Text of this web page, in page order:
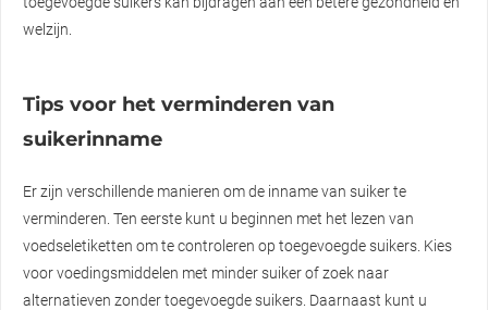
welzijn.
Tips voor het verminderen van
suikerinname
Er zijn verschillende manieren om de inname van suiker te
verminderen. Ten eerste kunt u beginnen met het lezen van
voedseletiketten om te controleren op toegevoegde suikers. Kies
voor voedingsmiddelen met minder suiker of zoek naar
alternatieven zonder toegevoegde suikers. Daarnaast kunt u